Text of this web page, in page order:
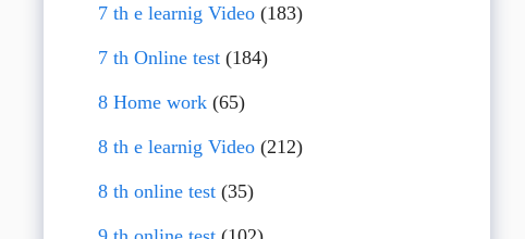
7 th e learnig Video(183)
7 th Online test(184)
8 Home work(65)
8 th e learnig Video(212)
8 th online test(35)